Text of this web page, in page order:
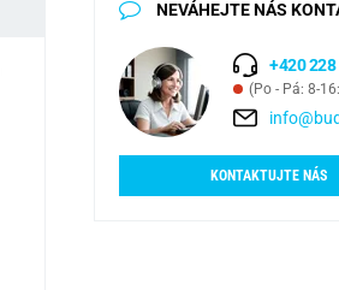
NEVÁHEJTE NÁS
+420 228
(Po - Pá: 8-
KONTAKTUJTE NÁS